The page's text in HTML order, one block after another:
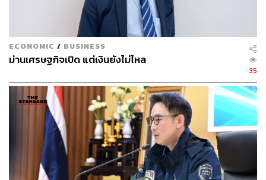
ECONOMIC / BUSINESS
ม่านเศรษฐกิจเปิด แต่เงินยังไม่ไหล
35